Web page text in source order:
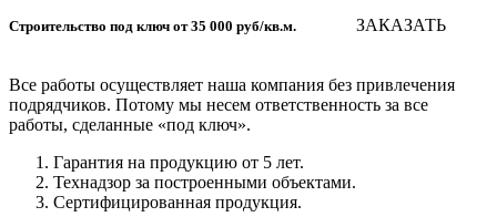
Строительство под ключ от 35 000 руб/кв.м. ЗАКАЗАТЬ
Все работы осуществляет наша компания без привлечения
подрядчиков. Потому мы несем ответственность за все
работы, сделанные «под ключ».
Гарантия на продукцию от 5 лет.
Технадзор за построенными объектами.
Сертифицированная продукция.